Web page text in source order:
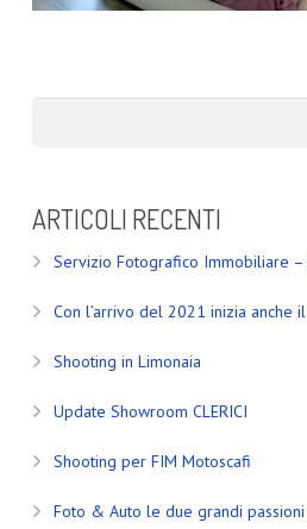
ARTICOLI RECENTI
Servizio Fotografico Immobiliare –
Con l’arrivo del 2021 inizia anche
Shooting in Limonaia
Update Showroom CLERICI
Shooting per FIM Motoscafi
Foto & Auto le due grandi